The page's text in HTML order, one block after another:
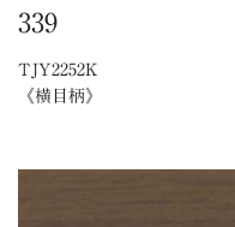
339
TJY2252K
《横目柄》